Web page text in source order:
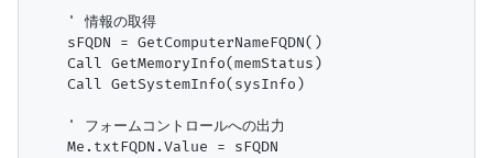
    ' 情報の取得
    sFQDN = GetComputerNameFQDN()
    Call GetMemoryInfo(memStatus)
    Call GetSystemInfo(sysInfo)
    ' フォームコントロールへの出力
    Me.txtFQDN.Value = sFQDN